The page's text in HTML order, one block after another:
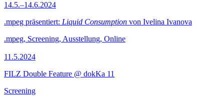
14.5.–14.6.2024
.mpeg präsentiert: Liquid Consumption von Ivelina Ivanova
.mpeg, Screening, Ausstellung, Online
11.5.2024
FILZ Double Feature @ dokKa 11
Screening